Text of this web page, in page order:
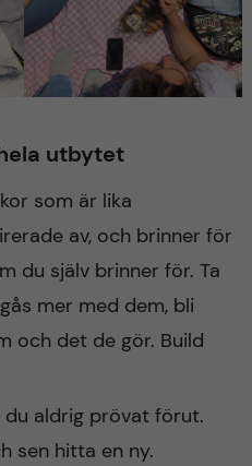
utbytet
som är lika
av, och brinner för
du själv brinner för. Ta
mer med dem, bli
och det de gör. Build
du aldrig prövat förut.
sen hitta en ny.